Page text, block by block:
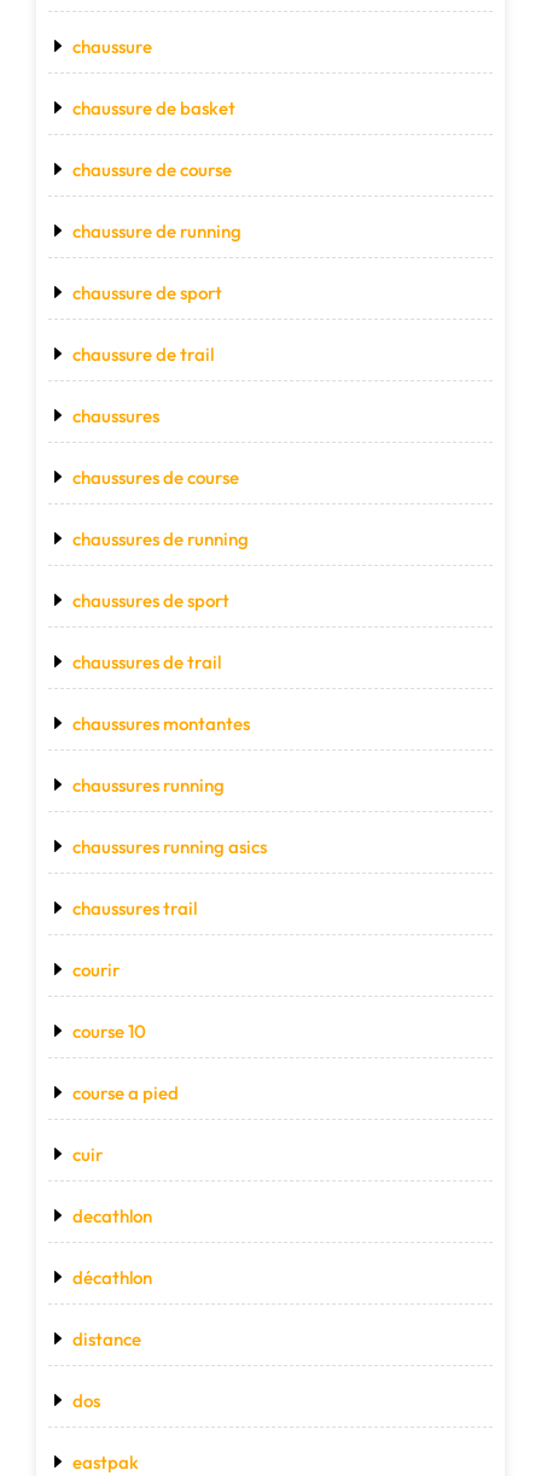
chaussure
chaussure de basket
chaussure de course
chaussure de running
chaussure de sport
chaussure de trail
chaussures
chaussures de course
chaussures de running
chaussures de sport
chaussures de trail
chaussures montantes
chaussures running
chaussures running asics
chaussures trail
courir
course 10
course a pied
cuir
decathlon
décathlon
distance
dos
eastpak